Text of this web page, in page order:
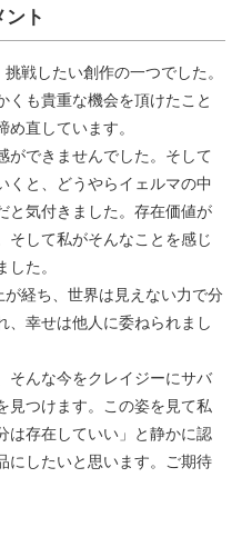
ト
戦したい創作の一つでした。
も貴重な機会を頂けたこと
直しています。
ができませんでした。そして
くと、どうやらイェルマの中
と気付きました。存在価値が
そして私がそんなことを感じ
た。
経ち、世界は見えない力で分
、幸せは他人に委ねられまし
そんな今をクレイジーにサバ
見つけます。この姿を見て私
は存在していい」と静かに認
にしたいと思います。ご期待